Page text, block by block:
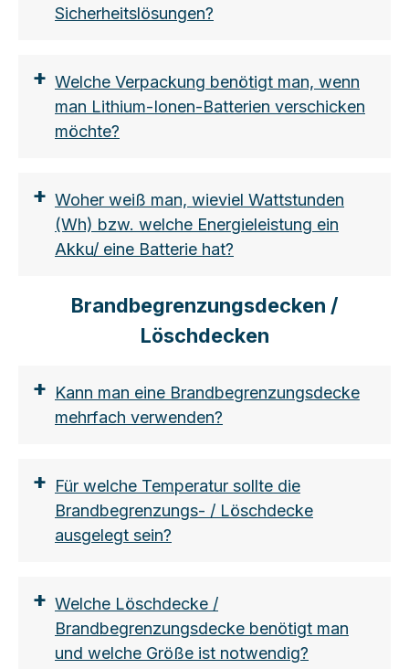
ften-regeln-und-sicherheitsmassnahmen
Sicherheitslösungen?
+ Welche Verpackung benötigt man, wenn
man Lithium-Ionen-Batterien verschicken
möchte?
https://www.lion-
care.com/aktuelles/blog/transportvorschri
ften-regeln-und-sicherheitsmassnahmen
+ Woher weiß man, wieviel Wattstunden
(Wh) bzw. welche Energieleistung ein
Akku/ eine Batterie hat?
Brandbegrenzungsdecken /
Löschdecken
+ Kann man eine Brandbegrenzungsdecke
mehrfach verwenden?
+ Für welche Temperatur sollte die
Brandbegrenzungs- / Löschdecke
ausgelegt sein?
+ Welche Löschdecke /
Brandbegrenzungsdecke benötigt man
und welche Größe ist notwendig?